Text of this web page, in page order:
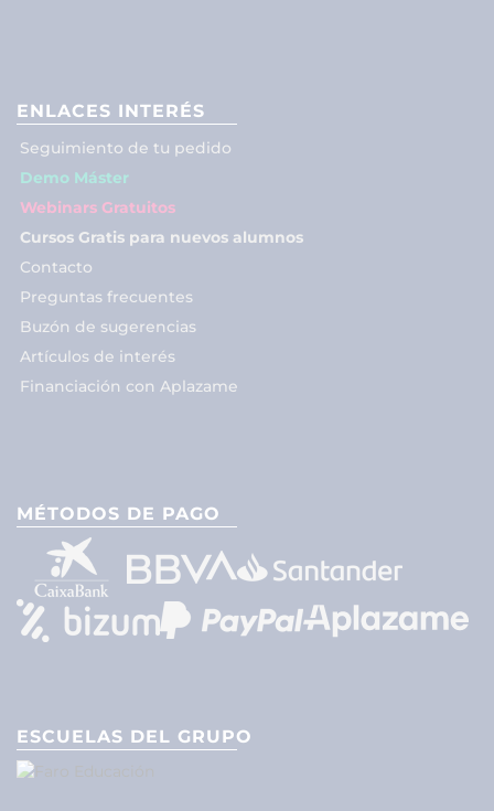
ENLACES INTERÉS
Seguimiento de tu pedido
Demo Máster
Webinars Gratuitos
Cursos Gratis para nuevos alumnos
Contacto
Preguntas frecuentes
Buzón de sugerencias
Artículos de interés
Financiación con Aplazame
MÉTODOS DE PAGO
ESCUELAS DEL GRUPO